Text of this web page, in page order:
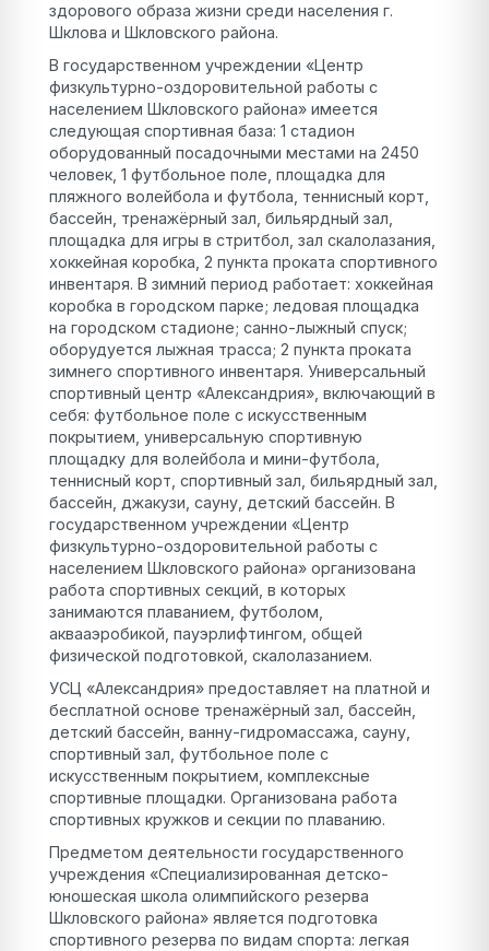
здорового образа жизни среди населения г.
Шклова и Шкловского района.
В государственном учреждении «Центр
физкультурно-оздоровительной работы с
населением Шкловского района» имеется
следующая спортивная база: 1 стадион
оборудованный посадочными местами на 2450
человек, 1 футбольное поле, площадка для
пляжного волейбола и футбола, теннисный корт,
бассейн, тренажёрный зал, бильярдный зал,
площадка для игры в стритбол, зал скалолазания,
хоккейная коробка, 2 пункта проката спортивного
инвентаря. В зимний период работает: хоккейная
коробка в городском парке; ледовая площадка
на городском стадионе; санно-лыжный спуск;
оборудуется лыжная трасса; 2 пункта проката
зимнего спортивного инвентаря. Универсальный
спортивный центр «Александрия», включающий в
себя: футбольное поле с искусственным
покрытием, универсальную спортивную
площадку для волейбола и мини-футбола,
теннисный корт, спортивный зал, бильярдный зал,
бассейн, джакузи, сауну, детский бассейн. В
государственном учреждении «Центр
физкультурно-оздоровительной работы с
населением Шкловского района» организована
работа спортивных секций, в которых
занимаются плаванием, футболом,
аквааэробикой, пауэрлифтингом, общей
физической подготовкой, скалолазанием.
УСЦ «Александрия» предоставляет на платной и
бесплатной основе тренажёрный зал, бассейн,
детский бассейн, ванну-гидромассажа, сауну,
спортивный зал, футбольное поле с
искусственным покрытием, комплексные
спортивные площадки. Организована работа
спортивных кружков и секции по плаванию.
Предметом деятельности государственного
учреждения «Специализированная детско-
юношеская школа олимпийского резерва
Шкловского района» является подготовка
спортивного резерва по видам спорта: легкая